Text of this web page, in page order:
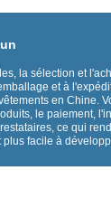
la sélection et
et à
en Chine.
le paiement,
ce qui
facile à